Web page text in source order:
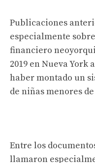
Publicaciones
especialmente
financiero
2019 en Nueva York
haber montado un
de niñas menores
Entre los
llamaron